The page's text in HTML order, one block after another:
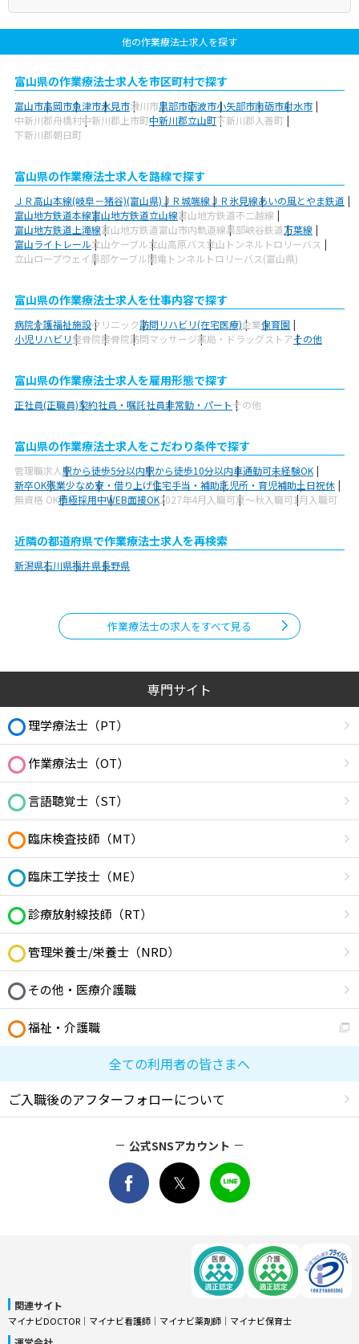
他の作業療法士求人を探す
富山県の作業療法士求人を市区町村で探す
富山市高岡市魚津市氷見市滑川市黒部市砺波市小矢部市南砺市射水市
中新川郡舟橋村中新川郡上市町中新川郡立山町下新川郡入善町
下新川郡朝日町
富山県の作業療法士求人を路線で探す
ＪＲ高山本線(岐阜－猪谷)(富山県)ＪＲ城端線ＪＲ氷見線あいの風とやま鉄道
富山地方鉄道本線富山地方鉄道立山線富山地方鉄道不二越線
富山地方鉄道上滝線富山地方鉄道富山市内軌道線黒部峡谷鉄道万葉線
富山ライトレール立山ケーブル立山高原バス立山トンネルトロリーバス
立山ロープウェイ黒部ケーブル関電トンネルトロリーバス(富山県)
富山県の作業療法士求人を仕事内容で探す
病院介護福祉施設クリニック訪問リハビリ(在宅医療)企業保育園
小児リハビリ整骨院接骨院訪問マッサージ薬局・ドラッグストアその他
富山県の作業療法士求人を雇用形態で探す
正社員(正職員)契約社員・嘱託社員非常勤・パートその他
富山県の作業療法士求人をこだわり条件で探す
管理職求人駅から徒歩5分以内駅から徒歩10分以内車通勤可未経験OK
新卒OK残業少なめ寮・借り上げ住宅手当・補助託児所・育児補助土日祝休
無資格 OK積極採用中WEB面接OK2027年4月入職可夏～秋入職可1月入職可
近隣の都道府県で作業療法士求人を再検索
新潟県石川県福井県長野県
作業療法士の求人をすべて見る
専門サイト
理学療法士（PT）
作業療法士（OT）
言語聴覚士（ST）
臨床検査技師（MT）
臨床工学技士（ME）
診療放射線技師（RT）
管理栄養士/栄養士（NRD）
その他・医療介護職
福祉・介護職
全ての利用者の皆さまへ
ご入職後のアフターフォローについて
公式SNSアカウント
関連サイト
マイナビDOCTOR │ マイナビ看護師 │ マイナビ薬剤師 │ マイナビ保育士